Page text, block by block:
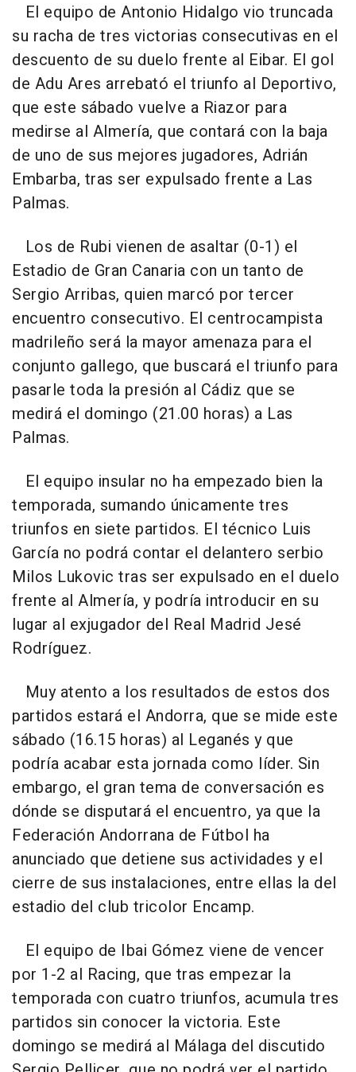
El equipo de Antonio Hidalgo vio truncada
su racha de tres victorias consecutivas en el
descuento de su duelo frente al Eibar. El gol
de Adu Ares arrebató el triunfo al Deportivo,
que este sábado vuelve a Riazor para
medirse al Almería, que contará con la baja
de uno de sus mejores jugadores, Adrián
Embarba, tras ser expulsado frente a Las
Palmas.
Los de Rubi vienen de asaltar (0-1) el
Estadio de Gran Canaria con un tanto de
Sergio Arribas, quien marcó por tercer
encuentro consecutivo. El centrocampista
madrileño será la mayor amenaza para el
conjunto gallego, que buscará el triunfo para
pasarle toda la presión al Cádiz que se
medirá el domingo (21.00 horas) a Las
Palmas.
El equipo insular no ha empezado bien la
temporada, sumando únicamente tres
triunfos en siete partidos. El técnico Luis
García no podrá contar el delantero serbio
Milos Lukovic tras ser expulsado en el duelo
frente al Almería, y podría introducir en su
lugar al exjugador del Real Madrid Jesé
Rodríguez.
Muy atento a los resultados de estos dos
partidos estará el Andorra, que se mide este
sábado (16.15 horas) al Leganés y que
podría acabar esta jornada como líder. Sin
embargo, el gran tema de conversación es
dónde se disputará el encuentro, ya que la
Federación Andorrana de Fútbol ha
anunciado que detiene sus actividades y el
cierre de sus instalaciones, entre ellas la del
estadio del club tricolor Encamp.
El equipo de Ibai Gómez viene de vencer
por 1-2 al Racing, que tras empezar la
temporada con cuatro triunfos, acumula tres
partidos sin conocer la victoria. Este
domingo se medirá al Málaga del discutido